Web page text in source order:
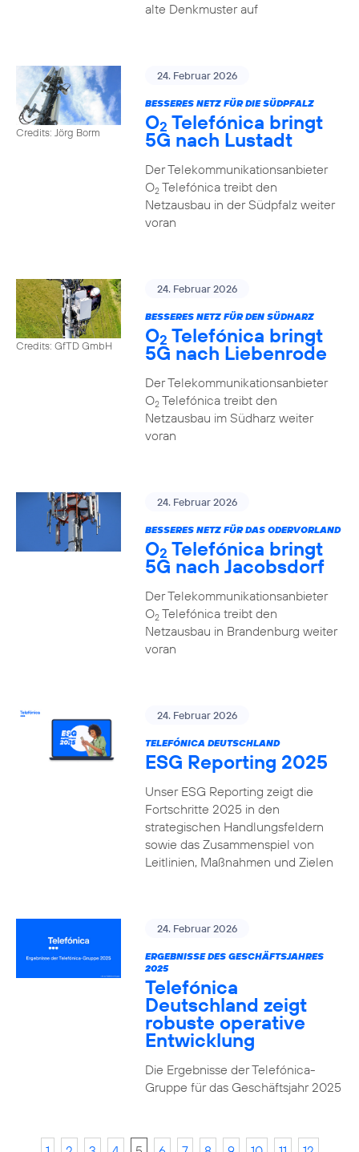
alte Denkmuster auf
Credits: Jörg Borm
24. Februar 2026
BESSERES NETZ FÜR DIE SÜDPFALZ
O2 Telefónica bringt
5G nach Lustadt
Der Telekommunikationsanbieter
O2Telefónica treibt den
Netzausbau in der Südpfalz weiter
voran
Credits: GfTD GmbH
24. Februar 2026
BESSERES NETZ FÜR DEN SÜDHARZ
O2 Telefónica bringt
5G nach Liebenrode
Der Telekommunikationsanbieter
O2Telefónica treibt den
Netzausbau im Südharz weiter
voran
24. Februar 2026
BESSERES NETZ FÜR DAS ODERVORLAND
O2 Telefónica bringt
5G nach Jacobsdorf
Der Telekommunikationsanbieter
O2Telefónica treibt den
Netzausbau in Brandenburg weiter
voran
24. Februar 2026
TELEFÓNICA DEUTSCHLAND
ESG Reporting 2025
Unser ESG Reporting zeigt die
Fortschritte 2025 in den
strategischen Handlungsfeldern
sowie das Zusammenspiel von
Leitlinien, Maßnahmen und Zielen
24. Februar 2026
ERGEBNISSE DES GESCHÄFTSJAHRES
2025
Telefónica
Deutschland zeigt
robuste operative
Entwicklung
Die Ergebnisse der Telefónica-
Gruppe für das Geschäftsjahr 2025